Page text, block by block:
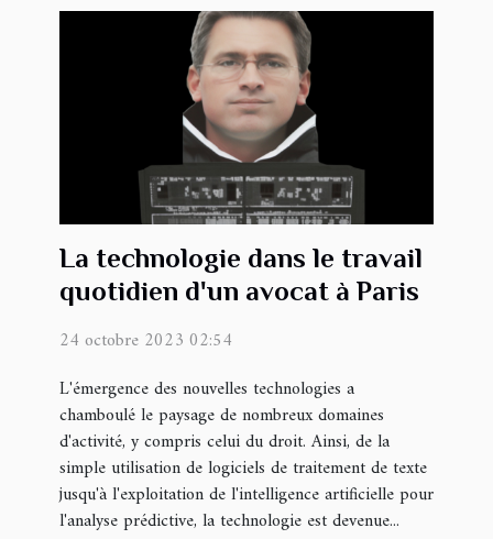
La technologie dans le travail
quotidien d'un avocat à Paris
24 octobre 2023 02:54
L'émergence des nouvelles technologies a
chamboulé le paysage de nombreux domaines
d'activité, y compris celui du droit. Ainsi, de la
simple utilisation de logiciels de traitement de texte
jusqu'à l'exploitation de l'intelligence artificielle pour
l'analyse prédictive, la technologie est devenue...